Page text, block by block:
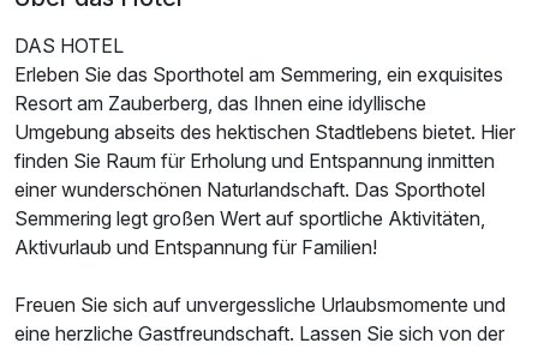
DAS HOTEL
Erleben Sie das Sporthotel am Semmering, ein exquisites
Resort am Zauberberg, das Ihnen eine idyllische
Umgebung abseits des hektischen Stadtlebens bietet. Hier
finden Sie Raum für Erholung und Entspannung inmitten
einer wunderschönen Naturlandschaft. Das Sporthotel
Semmering legt großen Wert auf sportliche Aktivitäten,
Aktivurlaub und Entspannung für Familien!
Freuen Sie sich auf unvergessliche Urlaubsmomente und
eine herzliche Gastfreundschaft. Lassen Sie sich von der